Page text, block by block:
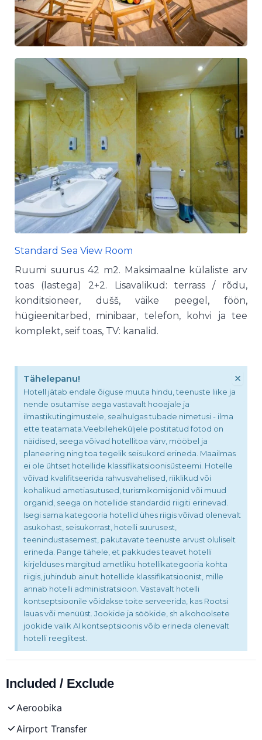
Standard Sea View Room
Ruumi suurus 42 m2. Maksimaalne külaliste arv
toas (lastega) 2+2. Lisavalikud: terrass / rõdu,
konditsioneer, dušš, väike peegel, föön,
hügieenitarbed, minibaar, telefon, kohvi ja tee
komplekt, seif toas, TV: kanalid.
Tähelepanu!
Hotell jätab endale õiguse muuta hindu, teenuste liike ja
nende osutamise aega vastavalt hooajale ja
ilmastikutingimustele, sealhulgas tubade nimetusi - ilma
ette teatamata.Veebileheküljele postitatud fotod on
näidised, seega võivad hotellitoa värv, mööbel ja
planeering ning toa tegelik seisukord erineda. Maailmas
ei ole ühtset hotellide klassifikatsioonisüsteemi. Hotelle
võivad kvalifitseerida rahvusvahelised, riiklikud või
kohalikud ametiasutused, turismikomisjonid või muud
organid, seega on hotellide standardid riigiti erinevad.
Isegi sama kategooria hotellid ühes riigis võivad olenevalt
asukohast, seisukorrast, hotelli suurusest,
teenindustasemest, pakutavate teenuste arvust oluliselt
erineda. Pange tähele, et pakkudes teavet hotelli
kirjelduses märgitud ametliku hotellikategooria kohta
riigis, juhindub ainult hotellide klassifikatsioonist, mille
annab hotelli administratsioon. Vastavalt hotelli
kontseptsioonile võidakse toite serveerida, kas Rootsi
lauas või menüüst. Jookide ja söökide, sh alkohoolsete
jookide valik AI kontseptsioonis võib erineda olenevalt
hotelli reeglitest.
×
Included / Exclude
Aeroobika
Airport Transfer